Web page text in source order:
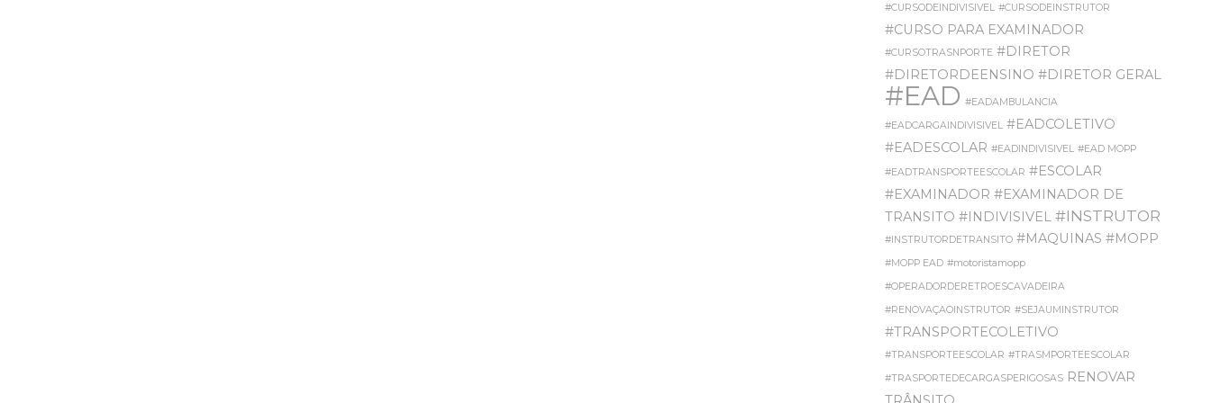
#CURSODEINDIVISIVEL #CURSODEINSTRUTOR
#CURSO PARA EXAMINADOR
#CURSOTRASNPORTE #DIRETOR
#DIRETORDEENSINO #DIRETOR GERAL
#EAD #EADAMBULANCIA
#EADCARGAINDIVISIVEL #EADCOLETIVO
#EADESCOLAR #EADINDIVISIVEL #EAD MOPP
#EADTRANSPORTEESCOLAR #ESCOLAR
#EXAMINADOR #EXAMINADOR DE
TRANSITO #INDIVISIVEL #INSTRUTOR
#INSTRUTORDETRANSITO #MAQUINAS #MOPP
#MOPP EAD #motoristamopp
#OPERADORDERETROESCAVADEIRA
#RENOVAÇAOINSTRUTOR #SEJAUMINSTRUTOR
#TRANSPORTECOLETIVO
#TRANSPORTEESCOLAR #TRASMPORTEESCOLAR
#TRASPORTEDECARGASPERIGOSAS RENOVAR